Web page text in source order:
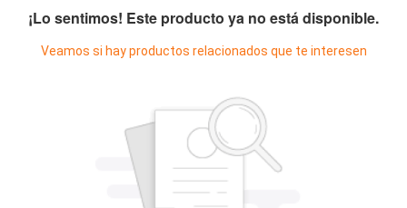
¡Lo sentimos! Este producto ya no está disponible.
Veamos si hay productos relacionados que te interesen